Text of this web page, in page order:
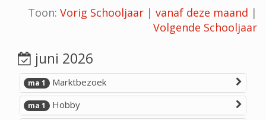
Toon: Vorig Schooljaar | vanaf deze maand |
Volgende Schooljaar
juni 2026
ma 1 Marktbezoek
ma 1 Hobby